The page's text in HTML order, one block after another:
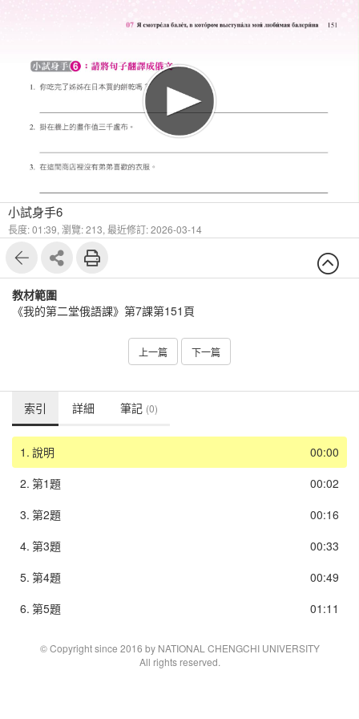
小試身手6
長度: 01:39, 瀏覽: 213, 最近修訂: 2026-03-14
教材範圍
《我的第二堂俄語課》第7課第151頁
上一篇 下一篇
索引 詳細 筆記 (0)
00:00
1. 說明
00:02
2. 第1題
00:16
3. 第2題
00:33
4. 第3題
00:49
5. 第4題
01:11
6. 第5題
© Copyright since 2016 by NATIONAL CHENGCHI UNIVERSITY
All rights reserved.